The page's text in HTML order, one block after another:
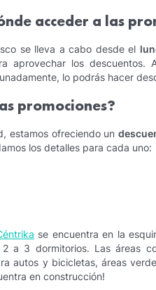
acceder a las
se lleva a cabo desde el
aprovechar los
lo podrás hacer
promociones?
estamos ofreciendo un
los detalles para cada uno:
se encuentra en la
a 3 dormitorios. Las áreas
autos y bicicletas, áreas
en construcción!